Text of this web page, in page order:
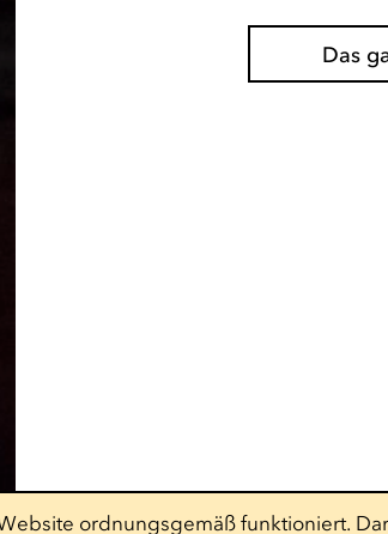
Das
ordnungsgemäß funktioniert.